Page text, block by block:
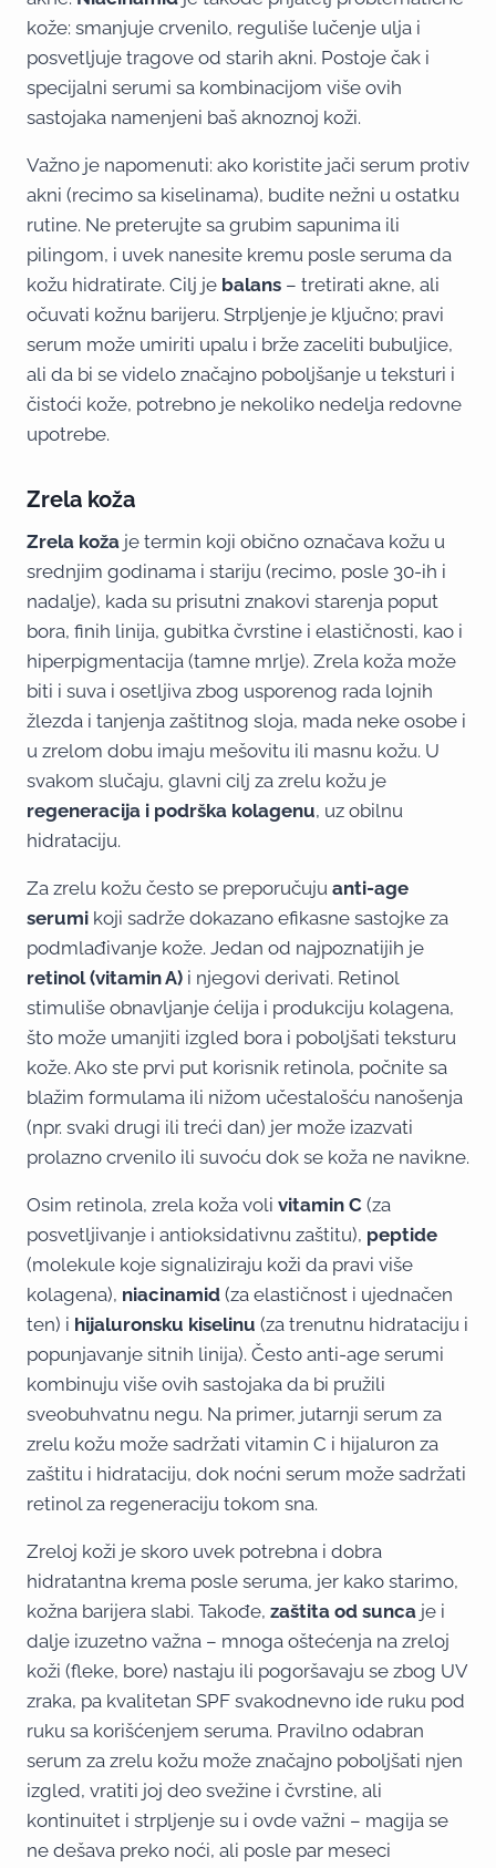
kože: smanjuje crvenilo, reguliše lučenje ulja i
posvetljuje tragove od starih akni. Postoje čak i
specijalni serumi sa kombinacijom više ovih
sastojaka namenjeni baš aknoznoj koži.
Važno je napomenuti: ako koristite jači serum protiv
akni (recimo sa kiselinama), budite nežni u ostatku
rutine. Ne preterujte sa grubim sapunima ili
pilingom, i uvek nanesite kremu posle seruma da
kožu hidratirate. Cilj je balans – tretirati akne, ali
očuvati kožnu barijeru. Strpljenje je ključno; pravi
serum može umiriti upalu i brže zaceliti bubuljice,
ali da bi se videlo značajno poboljšanje u teksturi i
čistoći kože, potrebno je nekoliko nedelja redovne
upotrebe.
Zrela koža
Zrela koža je termin koji obično označava kožu u
srednjim godinama i stariju (recimo, posle 30-ih i
nadalje), kada su prisutni znakovi starenja poput
bora, finih linija, gubitka čvrstine i elastičnosti, kao i
hiperpigmentacija (tamne mrlje). Zrela koža može
biti i suva i osetljiva zbog usporenog rada lojnih
žlezda i tanjenja zaštitnog sloja, mada neke osobe i
u zrelom dobu imaju mešovitu ili masnu kožu. U
svakom slučaju, glavni cilj za zrelu kožu je
regeneracija i podrška kolagenu, uz obilnu
hidrataciju.
Za zrelu kožu često se preporučuju anti-age
serumi koji sadrže dokazano efikasne sastojke za
podmlađivanje kože. Jedan od najpoznatijih je
retinol (vitamin A) i njegovi derivati. Retinol
stimuliše obnavljanje ćelija i produkciju kolagena,
što može umanjiti izgled bora i poboljšati teksturu
kože. Ako ste prvi put korisnik retinola, počnite sa
blažim formulama ili nižom učestalošću nanošenja
(npr. svaki drugi ili treći dan) jer može izazvati
prolazno crvenilo ili suvoću dok se koža ne navikne.
Osim retinola, zrela koža voli vitamin C (za
posvetljivanje i antioksidativnu zaštitu), peptide
(molekule koje signaliziraju koži da pravi više
kolagena), niacinamid (za elastičnost i ujednačen
ten) i hijaluronsku kiselinu (za trenutnu hidrataciju i
popunjavanje sitnih linija). Često anti-age serumi
kombinuju više ovih sastojaka da bi pružili
sveobuhvatnu negu. Na primer, jutarnji serum za
zrelu kožu može sadržati vitamin C i hijaluron za
zaštitu i hidrataciju, dok noćni serum može sadržati
retinol za regeneraciju tokom sna.
Zreloj koži je skoro uvek potrebna i dobra
hidratantna krema posle seruma, jer kako starimo,
kožna barijera slabi. Takođe, zaštita od sunca je i
dalje izuzetno važna – mnoga oštećenja na zreloj
koži (fleke, bore) nastaju ili pogoršavaju se zbog UV
zraka, pa kvalitetan SPF svakodnevno ide ruku pod
ruku sa korišćenjem seruma. Pravilno odabran
serum za zrelu kožu može značajno poboljšati njen
izgled, vratiti joj deo svežine i čvrstine, ali
kontinuitet i strpljenje su i ovde važni – magija se
ne dešava preko noći, ali posle par meseci